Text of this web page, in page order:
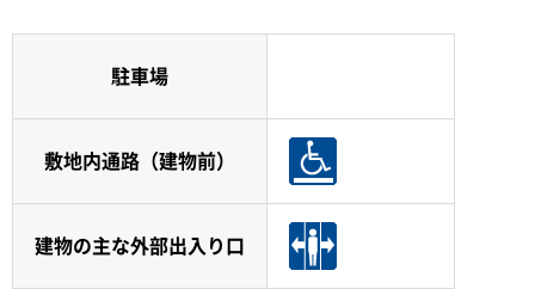
駐車場
敷地内通路（建物前）
建物の主な外部出入り口